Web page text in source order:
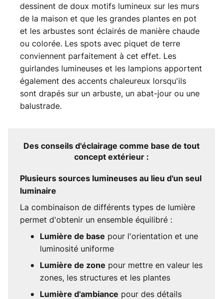
dessinent de doux motifs lumineux sur les murs
de la maison et que les grandes plantes en pot
et les arbustes sont éclairés de manière chaude
ou colorée. Les spots avec piquet de terre
conviennent parfaitement à cet effet. Les
guirlandes lumineuses et les lampions apportent
également des accents chaleureux lorsqu'ils
sont drapés sur un arbuste, un abat-jour ou une
balustrade.
Des conseils d'éclairage comme base de tout
concept extérieur :
Plusieurs sources lumineuses au lieu d'un seul
luminaire
La combinaison de différents types de lumière
permet d'obtenir un ensemble équilibré :
Lumière de base pour l'orientation et une
luminosité uniforme
Lumière de zone pour mettre en valeur les
zones, les structures et les plantes
Lumière d'ambiance pour des détails